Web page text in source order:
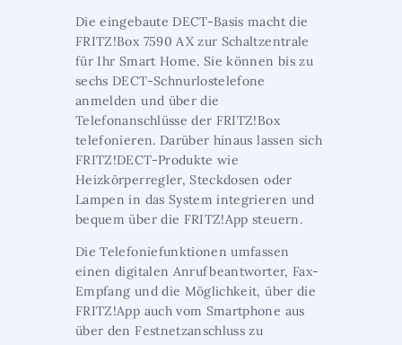
Die eingebaute DECT-Basis macht die
FRITZ!Box 7590 AX zur Schaltzentrale
für Ihr Smart Home. Sie können bis zu
sechs DECT-Schnurlostelefone
anmelden und über die
Telefonanschlüsse der FRITZ!Box
telefonieren. Darüber hinaus lassen sich
FRITZ!DECT-Produkte wie
Heizkörperregler, Steckdosen oder
Lampen in das System integrieren und
bequem über die FRITZ!App steuern.
Die Telefoniefunktionen umfassen
einen digitalen Anrufbeantworter, Fax-
Empfang und die Möglichkeit, über die
FRITZ!App auch vom Smartphone aus
über den Festnetzanschluss zu